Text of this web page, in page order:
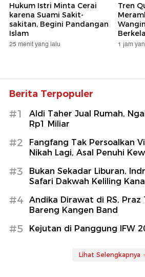
Hukum Istri Minta Cerai
karena Suami Sakit-
sakitan, Begini Pandangan
Islam
25 menit yang lalu
Tren
1 jam
Berita Terpopuler
#1
Aldi Taher Jual Rumah,
Rp1 Miliar
#2
Fangfang Tak Persoalkan
Nikah Lagi, Asal Penuhi
#3
Bukan Sekadar Liburan,
Safari Dakwah Keliling
#4
Andika Dirawat di RS, Praz
Bareng Kangen Band
#5 Kejutan di Panggung IFW
Lihat Selengkapnya